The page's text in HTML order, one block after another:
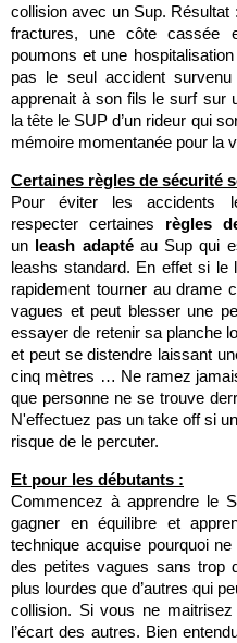
collision avec un Sup.
fractures, une côte cassée
poumons et une
pas le seul accident
apprenait à son fils le surf sur
la tête le SUP d’un rideur qui
mémoire momentanée pour la
Certaines règles de sécurité
Pour éviter les accidents
respecter certaines règles
un leash adaptéau Sup qui
leashs standard. En effet si le
rapidement tourner au drame
vagues et peut blesser une
essayer de retenir sa planche
et peut se distendre laissant
cinq mètres … Ne ramez
que personne ne se trouve
N'effectuez pas un take off si
risque de le percuter.
Et pour les débutants :
Commencez à apprendre le
gagner en équilibre et
technique acquise pourquoi
des petites vagues sans trop
plus lourdes que d’autres qui
collision. Si vous ne
l’écart des autres. Bien